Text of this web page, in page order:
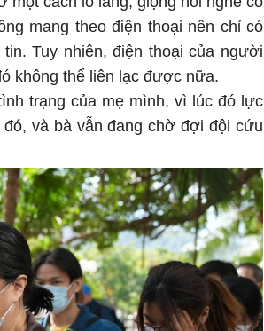
mang theo điện thoại nên chỉ có
Tuy nhiên, điện thoại của người
không thể liên lạc được nữa.
trạng của mẹ mình, vì lúc đó lực
và bà vẫn đang chờ đợi đội cứu